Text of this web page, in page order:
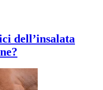
dell’insalata